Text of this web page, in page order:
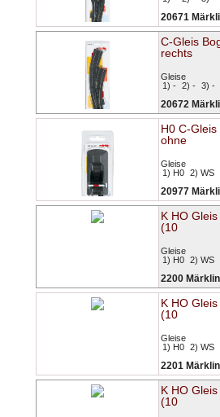
20671
C-Gleis
rechts
Gleise
1) - 2) - 3) -
20672
H0 C-
ohne
Gleise
1) H0 2) WS
20977
K HO
(10
Gleise
1) H0 2) WS
2200 Märklin
K HO
(10
Gleise
1) H0 2) WS
2201 Märklin
K HO
(10